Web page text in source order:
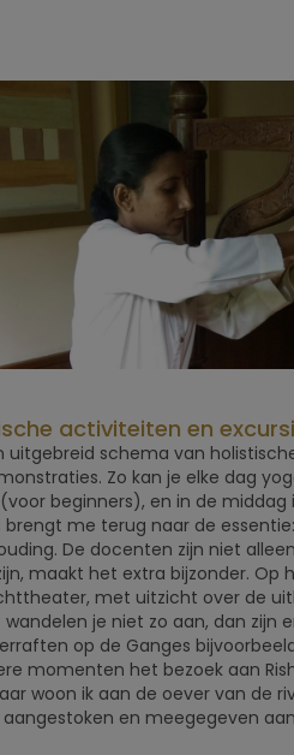
activiteiten en
uitgebreid schema van
Zo kan je elke dag
beginners), en in de
brengt me terug naar de
De docenten zijn niet
maakt het extra bijzonder. Op
met uitzicht over de
je niet zo aan, dan zijn
op de Ganges
momenten het bezoek aan
woon ik aan de oever van de
en meegegeven